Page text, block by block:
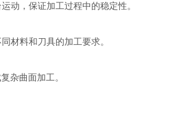
，保证加工过程中的稳定性。
材料和刀具的加工要求。
杂曲面加工。